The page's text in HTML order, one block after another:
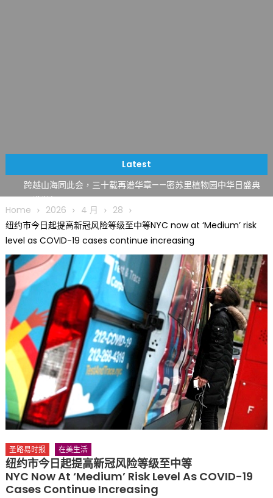
Latest
筝声与琴韵交汇：刘励(Li Statler)与钢琴家Darek演绎一场古筝
跨越山海同此会，三十载再谱华章——密苏里植物园中华日盛典
圆满举行
圣路易龙舟俱乐部5月16日龙舟体验日 邀请各界亲身体验划行乐
趣 + 水上竞速魅力
三十二载跨越时空的相逢
执掌密苏里植物园近四十年 致力推动全球植物多样性研究与中美
合作 Peter Raven 博士逝世 享年89岁
一晃三十年，初夏又相逢。中华日，等你来赴约 —— 密苏里植物
园“中华日三十周年特别报道（五）
筝声与琴韵交汇：刘励(Li Statler)与钢琴家Darek演绎一场古筝
与钢琴的精彩对话
Home 2026 4 月
28
纽约市今日起提高新冠风险等级至中等NYC now at ‘Medium’ risk
level as COVID-19 cases continue increasing
圣路易时报 在美生活
纽约市今日起提高新冠风险等级至中等
NYC Now At ‘Medium’ Risk Level As COVID-19
Cases Continue Increasing